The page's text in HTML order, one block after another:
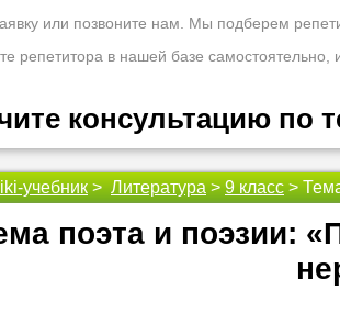
или позвоните нам. Мы подберем
репетитора в нашей базе самостоятельно,
консультацию по
проконсультировать Вас по вопросам
надо ломать голову, к кому обратиться за
учебник > Литература > 9 класс >
поэта и поэзии: